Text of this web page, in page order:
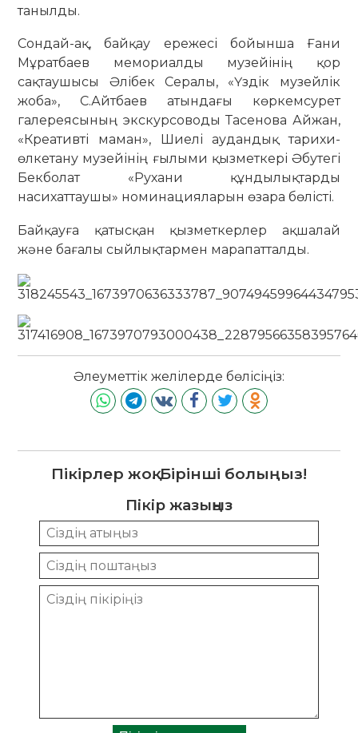
танылды.
Сондай-ақ, байқау ережесі бойынша Ғани
Мұратбаев мемориалды музейінің қор
сақтаушысы Әлібек Сералы, «Үздік музейлік
жоба», С.Айтбаев атындағы көркемсурет
галереясының экскурсоводы Тасенова Айжан,
«Креативті маман», Шиелі аудандық тарихи-
өлкетану музейінің ғылыми қызметкері Әбутегі
Бекболат «Рухани құндылықтарды
насихаттаушы» номинацияларын өзара бөлісті.
Байқауға қатысқан қызметкерлер ақшалай
және бағалы сыйлықтармен марапатталды.
Әлеуметтік желілерде бөлісіңіз:
Пікірлер жоқ. Бірінші болыңыз!
Пікір жазыңыз